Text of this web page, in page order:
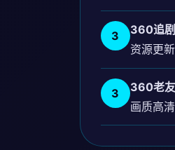
3 360追剧
资源更
3 360老友
画质高